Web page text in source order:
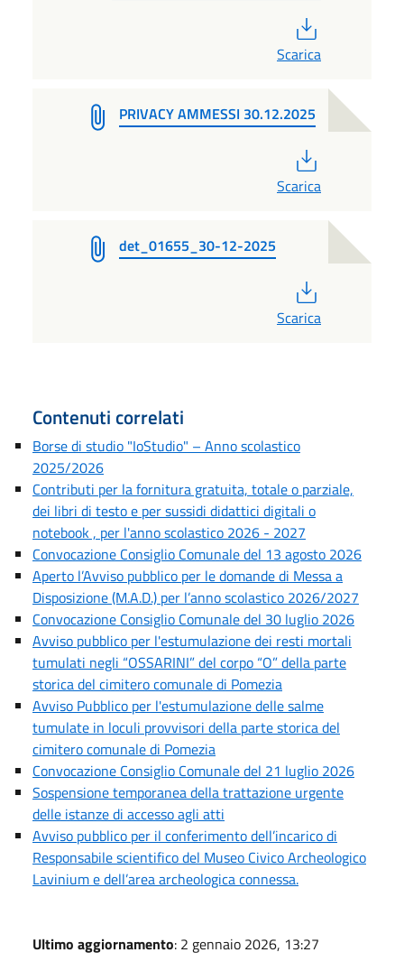
Scarica
PRIVACY AMMESSI 30.12.2025
Scarica
det_01655_30-12-2025
Scarica
Contenuti correlati
Borse di studio "IoStudio" – Anno scolastico
2025/2026
Contributi per la fornitura gratuita, totale o parziale,
dei libri di testo e per sussidi didattici digitali o
notebook , per l'anno scolastico 2026 - 2027
Convocazione Consiglio Comunale del 13 agosto 2026
Aperto l’Avviso pubblico per le domande di Messa a
Disposizione (M.A.D.) per l’anno scolastico 2026/2027
Convocazione Consiglio Comunale del 30 luglio 2026
Avviso pubblico per l'estumulazione dei resti mortali
tumulati negli “OSSARINI” del corpo “O” della parte
storica del cimitero comunale di Pomezia
Avviso Pubblico per l'estumulazione delle salme
tumulate in loculi provvisori della parte storica del
cimitero comunale di Pomezia
Convocazione Consiglio Comunale del 21 luglio 2026
Sospensione temporanea della trattazione urgente
delle istanze di accesso agli atti
Avviso pubblico per il conferimento dell’incarico di
Responsabile scientifico del Museo Civico Archeologico
Lavinium e dell’area archeologica connessa.
Ultimo aggiornamento: 2 gennaio 2026, 13:27